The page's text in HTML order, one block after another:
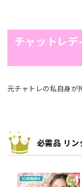
チャットレ
元チャトレの私自身が
必需品 リン